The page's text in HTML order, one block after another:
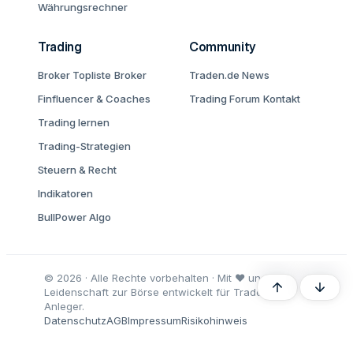
Währungsrechner
Trading
Broker Topliste Broker
Finfluencer & Coaches
Trading lernen
Trading-Strategien
Steuern & Recht
Indikatoren
BullPower Algo
Community
Traden.de News
Trading Forum Kontakt
© 2026 · Alle Rechte vorbehalten · Mit ♥ und
Leidenschaft zur Börse entwickelt für Trader und
Anleger.
DatenschutzAGBImpressumRisikohinweis
Oben Unten